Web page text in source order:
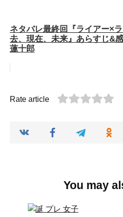
ネタバレ最終回『ライアー×
去、現在、未来』あらすじ
蓮十郎
Rate article
You may